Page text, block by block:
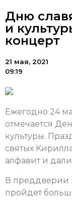
Дню
и
концерт
21 мая, 2021
09:19
Ежегодно 24
отмечается
культуры.
святых
алфавит и
В преддверии
пройдет